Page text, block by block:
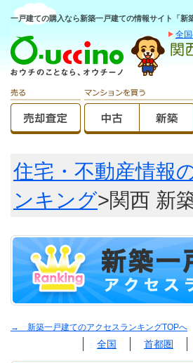
一戸建ての購入なら新築一戸建ての情報サイト「新
全
住宅・不動産情報
ンキング>関西 新
→ 新築一戸建てのアクセスランキングTOPへ
全国 首都圏